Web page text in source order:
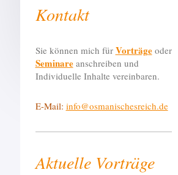
Kontakt
Sie können mich für Vorträgeoder
Seminareanschreiben und
Individuelle Inhalte vereinbaren.
E-Mail: info@osmanischesreich.de
Aktuelle Vorträge